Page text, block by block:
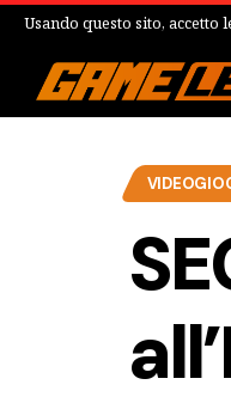
Usando questo sito, accetto